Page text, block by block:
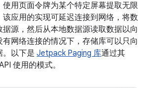
用页面令牌为某个特定屏幕提取无限
应用的实现可延迟连接到网络，将数
源，然后从本地数据源读取数据以向
网络连接的情况下，存储库可以只向
。以下是 Jetpack Paging 库通过其
使用的模式。